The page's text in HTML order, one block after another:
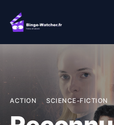
contenu
ACTION SCIENCE-FICTION